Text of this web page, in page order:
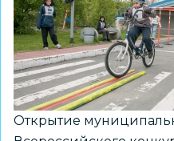
Открытие